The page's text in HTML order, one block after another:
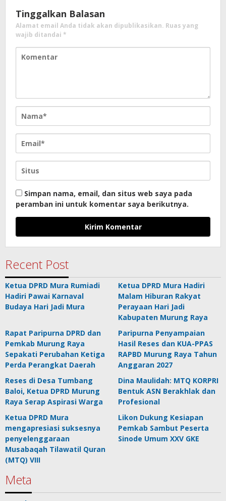
Tinggalkan Balasan
Alamat email Anda tidak akan dipublikasikan. Ruas yang
wajib ditandai *
Simpan nama, email, dan situs web saya pada
peramban ini untuk komentar saya berikutnya.
Recent Post
Ketua DPRD Mura Rumiadi
Hadiri Pawai Karnaval
Budaya Hari Jadi Mura
Ketua DPRD Mura Hadiri
Malam Hiburan Rakyat
Perayaan Hari Jadi
Kabupaten Murung Raya
Rapat Paripurna DPRD dan
Pemkab Murung Raya
Sepakati Perubahan Ketiga
Perda Perangkat Daerah
Paripurna Penyampaian
Hasil Reses dan KUA-PPAS
RAPBD Murung Raya Tahun
Anggaran 2027
Reses di Desa Tumbang
Baloi, Ketua DPRD Murung
Raya Serap Aspirasi Warga
Dina Maulidah: MTQ KORPRI
Bentuk ASN Berakhlak dan
Profesional
Ketua DPRD Mura
mengapresiasi suksesnya
penyelenggaraan
Musabaqah Tilawatil Quran
(MTQ) VIII
Likon Dukung Kesiapan
Pemkab Sambut Peserta
Sinode Umum XXV GKE
Meta